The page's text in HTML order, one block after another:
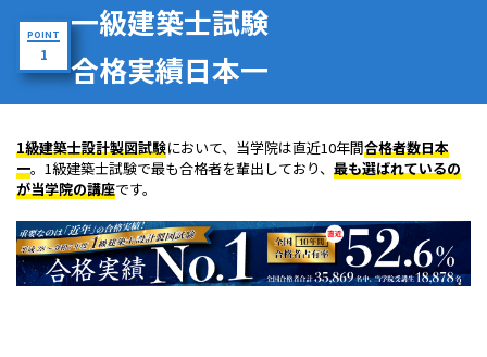
POINT
1
一級建築士試験
合格実績日本一
1級建築士設計製図試験において、当学院は直近10年間合格者数日本
一。1級建築士試験で最も合格者を輩出しており、 最も選ばれているの
が当学院の講座です。